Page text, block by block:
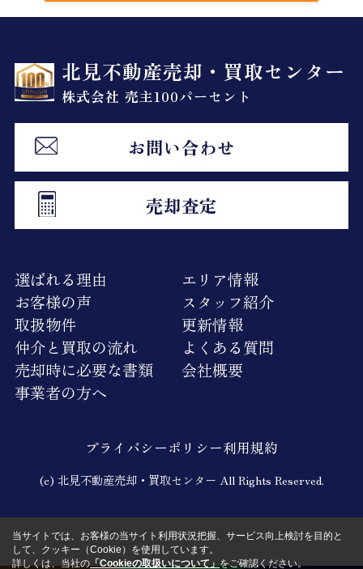
北見不動産売却・買取センター
株式会社 売主100パーセント
お問い合わせ
売却査定
選ばれる理由
エリア情報
お客様の声
スタッフ紹介
取扱物件
更新情報
仲介と買取の流れ
よくある質問
売却時に必要な書類
会社概要
事業者の方へ
プライバシーポリシー利用規約
(c) 北見不動産売却・買取センター All Rights Reserved.
当サイトでは、お客様の当サイト利用状況把握、サービス向上検討を目的と
して、クッキー（Cookie）を使用しています。
詳しくは、当社の「Cookieの取扱いについて」をご確認ください。